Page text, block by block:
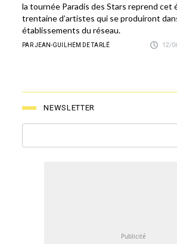
la tournée Paradis des Stars reprend cet
trentaine d’artistes qui se produiront
établissements du réseau.
PAR JEAN-GUILHEM DE TARLÉ 12/
NEWSLETTER